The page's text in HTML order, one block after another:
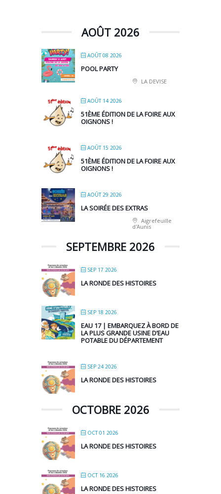
AOÛT 2026
AOÛT 08 2026
POOL PARTY
LA DEVISE
AOÛT 14 2026
51ÈME ÉDITION DE LA FOIRE AUX
OIGNONS !
AOÛT 15 2026
51ÈME ÉDITION DE LA FOIRE AUX
OIGNONS !
AOÛT 29 2026
LA SOIRÉE DES EXTRAS
Aigrefeuille
d'Aunis
SEPTEMBRE 2026
SEP 17 2026
LA RONDE DES HISTOIRES
SEP 18 2026
EAU 17 | EMBARQUEZ À BORD DE
LA PLUS GRANDE USINE D’EAU
POTABLE DU DÉPARTEMENT
SEP 24 2026
LA RONDE DES HISTOIRES
OCTOBRE 2026
OCT 01 2026
LA RONDE DES HISTOIRES
OCT 16 2026
LA RONDE DES HISTOIRES